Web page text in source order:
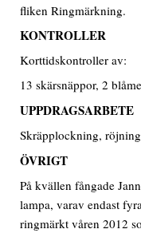
fliken Ringmärkning.
KONTROLLER
Korttidskontroller av:
13 skärsnäppor, 2
UPPDRAGSARBETE
Skräpplockning,
ÖVRIGT
På kvällen fångade
lampa, varav endast
ringmärkt våren 2012